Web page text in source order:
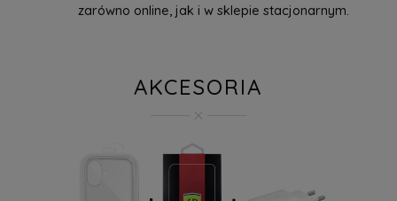
zarówno online, jak i w sklepie stacjonarnym.
AKCESORIA